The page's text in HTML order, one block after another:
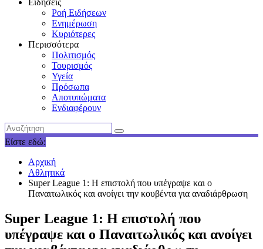
Ειδήσεις
Ροή Ειδήσεων
Ενημέρωση
Κυριότερες
Περισσότερα
Πολιτισμός
Τουρισμός
Υγεία
Πρόσωπα
Αποτυπώματα
Ενδιαφέρουν
Είστε εδώ:
Αρχική
Αθλητικά
Super League 1: Η επιστολή που υπέγραψε και ο
Παναιτωλικός και ανοίγει την κουβέντα για αναδιάρθρωση
Super League 1: Η επιστολή που
υπέγραψε και ο Παναιτωλικός και ανοίγει